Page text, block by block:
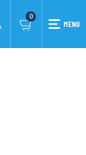
MENU
0